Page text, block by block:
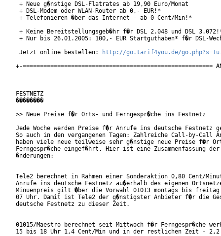
+ Neue g�nstige DSL-Flatrates ab 19,90 Euro/Monat
+ DSL-Modem oder WLAN-Router ab 0,- EUR!*
+ Telefonieren �ber das Internet - ab 0 Cent/Min!*
+ Keine Bereitstellungsgeb�hr f�r DSL 2.048 und DSL
+ Nur bis 26.01.2005: 100,- EUR Startguthaben* f�r DSL-
Jetzt online bestellen:
http://go.tarif4you.de/
+-=======================================================
FESTNETZ
��������
>> Neue Preise f�r Orts- und Ferngespr�che ins Festnetz
Jede Woche werden Preise f�r Anrufe ins deutsche Festnetz
So auch in den vergangenen Tagen: Zahlreiche Call-by-Call
haben viele neue teilweise sehr g�nstige neue Preise f�r
Ferngespr�che eingef�hrt. Hier ist eine Zusammenfassung
�nderungen:
Tele2 berechnet in Rahmen einer Sonderaktion 0,80 Cent/
Anrufe ins deutsche Festnetz au�erhalb des eigenen
Minuenpreis gilt �ber die Vorwahl 01013 montags bis
07 Uhr. Damit ist Tele2 der g�nstigster Anbieter f�r die
deutsche Festnetz zu dieser Zeit.
01015/Maestro berechnet seit Mittwoch f�r Ferngespr�che
15 bis 18 Uhr 1,4 Cent/Min und in der restlichen Zeit - 2,2